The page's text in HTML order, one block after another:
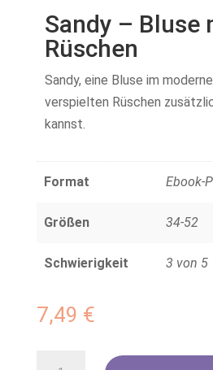
Sandy – Bluse
Rüschen
Sandy, eine Bluse im
verspielten Rüschen
kannst.
Format Ebook-
Größen 34-52
Schwierigkeit 3 von 5
7,49 €